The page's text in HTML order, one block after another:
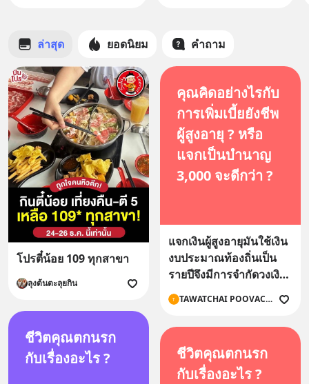
ล่าสุด ยอดนิยม คำถาม
โปรตี๋น้อย 109 ทุกสาขา
ลุงต้นตะลุยกิน
คุณคิดอย่างไรกับ
การเพิ่มเบี้ยยังชีพ
ผู้สูงอายุ ? หรือ
แจกเป็นบำนาญ
3,000 จะดีกว่า ?
แจกเงินผู้สูงอายุมันใช้เงิน
งบประมาณท้องถิ่นเป็น
รายปีจึงมีการจำกัดวงเงิน
ตามกำลังและรัฐมักใช้เป็น
เครื่องมือหาเสียงแบบ
ประชานิยม แต่การรับ
กองทุนจะเอาเงินมาจาก
ไหนงบประมาณลงทุน
T TAWATCHAI POOVACHIRANON
ชีวิตคุณตกนรก
กับเรื่องอะไร ?
ชีวิตคุณตกนรก
กับเรื่องอะไร ?